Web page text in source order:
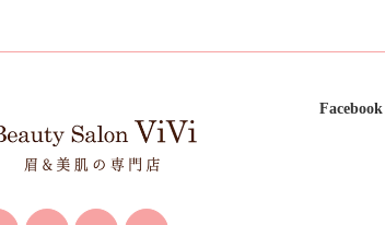
Facebook